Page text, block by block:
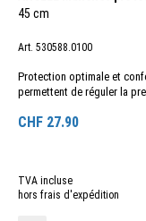
45 cm
Art. 530588.0100
Protection optimale et
permettent de réguler la
CHF 27.90
TVA incluse
hors frais d'expédition